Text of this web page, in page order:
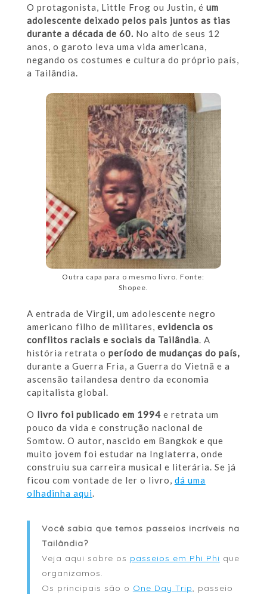
O protagonista, Little Frog ou Justin, é um
adolescente deixado pelos pais juntos as tias
durante a década de 60. No alto de seus 12
anos, o garoto leva uma vida americana,
negando os costumes e cultura do próprio país,
a Tailândia.
Outra capa para o mesmo livro. Fonte:
Shopee.
A entrada de Virgil, um adolescente negro
americano filho de militares, evidencia os
conflitos raciais e sociais da Tailândia . A
história retrata o período de mudanças do país,
durante a Guerra Fria, a Guerra do Vietnã e a
ascensão tailandesa dentro da economia
capitalista global.
O livro foi publicado em 1994e retrata um
pouco da vida e construção nacional de
Somtow. O autor, nascido em Bangkok e que
muito jovem foi estudar na Inglaterra, onde
construiu sua carreira musical e literária. Se já
ficou com vontade de ler o livro, dá uma
olhadinha aqui
Você sabia que temos passeios incríveis na
Tailândia?
Veja aqui sobre os passeios em Phi Phi que
organizamos.
Os principais são o One Day Trip , passeio